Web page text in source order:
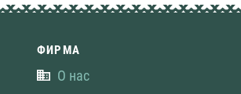
ФИРМА
О нас